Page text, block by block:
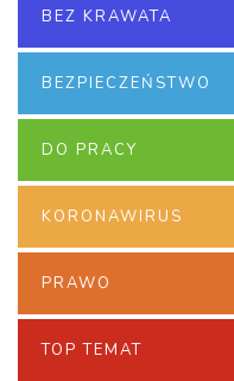
BEZ KRAWATA
BEZPIECZEŃSTWO
DO PRACY
KORONAWIRUS
PRAWO
TOP TEMAT